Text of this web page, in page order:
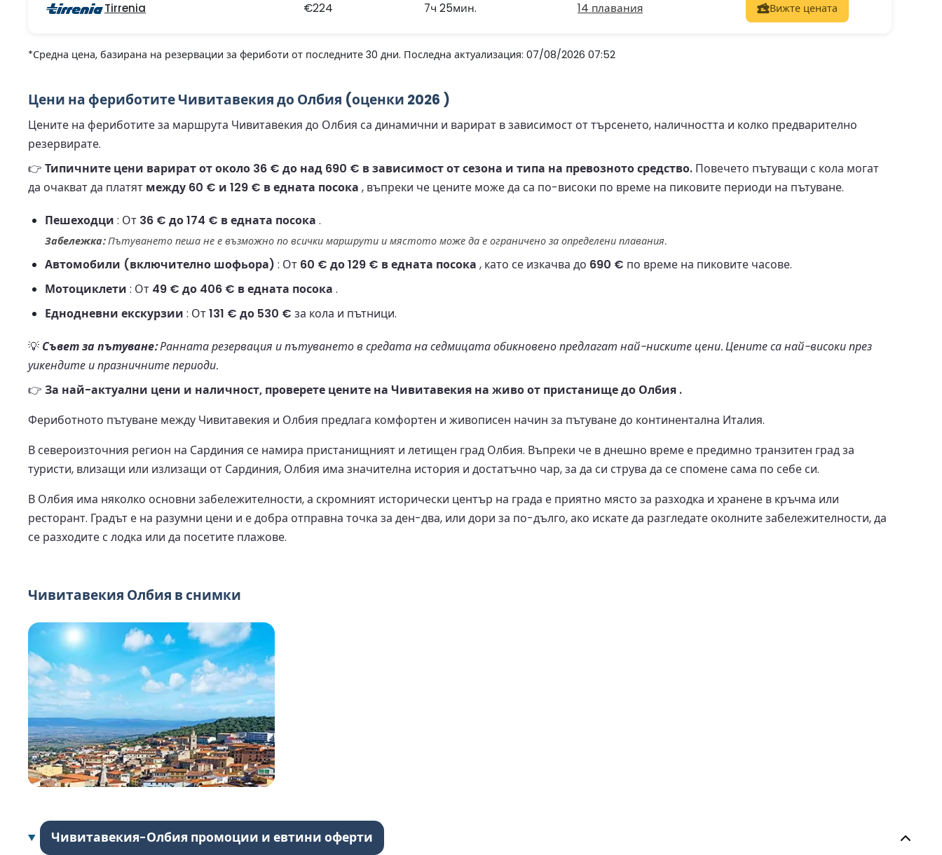
Tirrenia €224 7ч 25мин. 14 плавания Вижте цената
*Средна цена, базирана на резервации за фериботи от последните 30 дни. Последна актуализация: 07/08/2026 07:52
Цени на фериботите Чивитавекия до Олбия (оценки 2026 )
Цените на фериботите за маршрута Чивитавекия до Олбия са динамични и варират в зависимост от търсенето, наличността и колко предварително
резервирате.
👉 Типичните цени варират от около 36 € до над 690 € в зависимост от сезона и типа на превозното средство. Повечето пътуващи с кола могат
да очакват да платят между 60 € и 129 € в едната посока , въпреки че цените може да са по-високи по време на пиковите периоди на пътуване.
Пешеходци : От 36 € до 174 € в едната посока .
Забележка:Пътуването пеша не е възможно по всички маршрути и мястото може да е ограничено за определени плавания.
Автомобили (включително шофьора) : От 60 € до 129 € в едната посока , като се изкачва до 690 € по време на пиковите часове.
Мотоциклети : От 49 € до 406 € в едната посока .
Еднодневни екскурзии : От131 € до 530 € за кола и пътници.
💡 Съвет за пътуване:Ранната резервация и пътуването в средата на седмицата обикновено предлагат най-ниските цени. Цените са най-високи през
уикендите и празничните периоди.
👉 За най-актуални цени и наличност, проверете цените на Чивитавекия на живо от пристанище до Олбия .
Фериботното пътуване между Чивитавекия и Олбия предлага комфортен и живописен начин за пътуване до континентална Италия.
В североизточния регион на Сардиния се намира пристанищният и летищен град Олбия. Въпреки че в днешно време е предимно транзитен град за
туристи, влизащи или излизащи от Сардиния, Олбия има значителна история и достатъчно чар, за да си струва да се спомене сама по себе си.
В Олбия има няколко основни забележителности, а скромният исторически център на града е приятно място за разходка и хранене в кръчма или
ресторант. Градът е на разумни цени и е добра отправна точка за ден-два, или дори за по-дълго, ако искате да разгледате околните забележителности, да
се разходите с лодка или да посетите плажове.
Чивитавекия Олбия в снимки
Чивитавекия-Олбия промоции и евтини оферти